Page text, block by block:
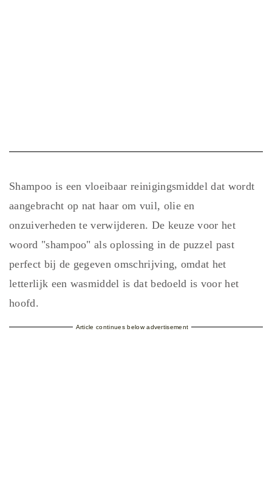
Shampoo is een vloeibaar reinigingsmiddel dat wordt
aangebracht op nat haar om vuil, olie en
onzuiverheden te verwijderen. De keuze voor het
woord "shampoo" als oplossing in de puzzel past
perfect bij de gegeven omschrijving, omdat het
letterlijk een wasmiddel is dat bedoeld is voor het
hoofd.
Article continues below advertisement